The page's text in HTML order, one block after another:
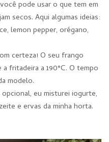
pode usar o que tem em
secos. Aqui algumas ideias:
lemon pepper, orégano,
certeza! O seu frango
fritadeira a 190°C. O tempo
modelo.
opcional, eu misturei iogurte,
e ervas da minha horta.